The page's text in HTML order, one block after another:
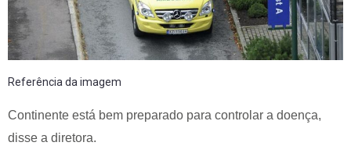
Referência da imagem
Continente está bem preparado para controlar a doença,
disse a diretora.